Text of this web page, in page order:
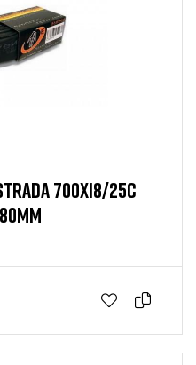
700X18/25C